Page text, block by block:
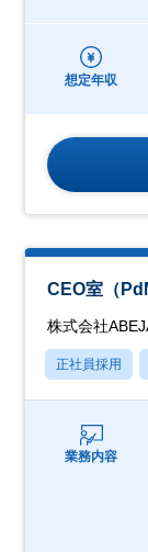
想定年収
CEO室（
株式会社
正社員採用
業務内容